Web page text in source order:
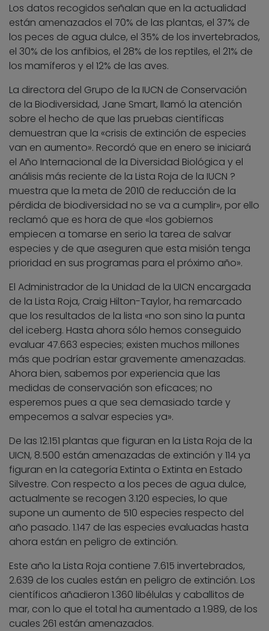
Los datos recogidos señalan que en la actualidad
están amenazados el 70% de las plantas, el 37% de
los peces de agua dulce, el 35% de los invertebrados,
el 30% de los anfibios, el 28% de los reptiles, el 21% de
los mamíferos y el 12% de las aves.
La directora del Grupo de la IUCN de Conservación
de la Biodiversidad, Jane Smart, llamó la atención
sobre el hecho de que las pruebas científicas
demuestran que la «crisis de extinción de especies
van en aumento». Recordó que en enero se iniciará
el Año Internacional de la Diversidad Biológica y el
análisis más reciente de la Lista Roja de la IUCN ?
muestra que la meta de 2010 de reducción de la
pérdida de biodiversidad no se va a cumplir», por ello
reclamó que es hora de que «los gobiernos
empiecen a tomarse en serio la tarea de salvar
especies y de que aseguren que esta misión tenga
prioridad en sus programas para el próximo año».
El Administrador de la Unidad de la UICN encargada
de la Lista Roja, Craig Hilton-Taylor, ha remarcado
que los resultados de la lista «no son sino la punta
del iceberg. Hasta ahora sólo hemos conseguido
evaluar 47.663 especies; existen muchos millones
más que podrían estar gravemente amenazadas.
Ahora bien, sabemos por experiencia que las
medidas de conservación son eficaces; no
esperemos pues a que sea demasiado tarde y
empecemos a salvar especies ya».
De las 12.151 plantas que figuran en la Lista Roja de la
UICN, 8.500 están amenazadas de extinción y 114 ya
figuran en la categoría Extinta o Extinta en Estado
Silvestre. Con respecto a los peces de agua dulce,
actualmente se recogen 3.120 especies, lo que
supone un aumento de 510 especies respecto del
año pasado. 1.147 de las especies evaluadas hasta
ahora están en peligro de extinción.
Este año la Lista Roja contiene 7.615 invertebrados,
2.639 de los cuales están en peligro de extinción. Los
científicos añadieron 1.360 libélulas y caballitos de
mar, con lo que el total ha aumentado a 1.989, de los
cuales 261 están amenazados.